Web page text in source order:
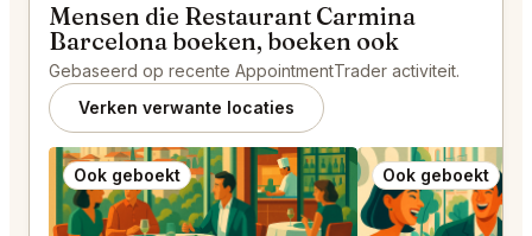
Mensen die Restaurant Carmina
Barcelona boeken, boeken ook
Gebaseerd op recente AppointmentTrader activiteit.
Verken verwante locaties
Ook geboekt Ook geboekt